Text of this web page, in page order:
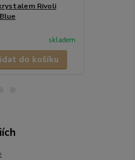
Rivoli
skladem
do košíku